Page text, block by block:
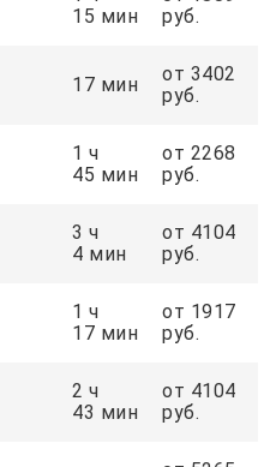
15 мин
руб.
17 мин
от 3402
руб.
1 ч
45 мин
от 2268
руб.
3 ч
4 мин
от 4104
руб.
1 ч
17 мин
от 1917
руб.
2 ч
43 мин
от 4104
руб.